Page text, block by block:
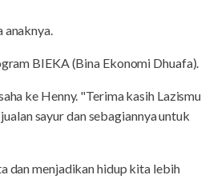
anaknya.
BIEKA (Bina Ekonomi Dhuafa).
ke Henny. "Terima kasih Lazismu
sayur dan sebagiannya untuk
dan menjadikan hidup kita lebih